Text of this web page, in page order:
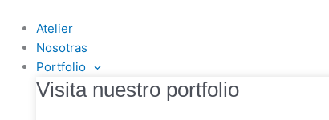
Atelier
Nosotras
Portfolio
Visita nuestro portfolio